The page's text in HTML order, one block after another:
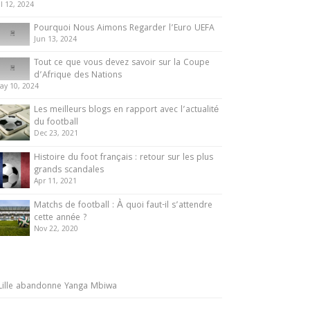
12, 2024
Pourquoi Nous Aimons Regarder l’Euro UEFA
Jun 13, 2024
Tout ce que vous devez savoir sur la Coupe
d’Afrique des Nations
10, 2024
Les meilleurs blogs en rapport avec l’actualité
du football
Dec 23, 2021
Histoire du foot français : retour sur les plus
grands scandales
Apr 11, 2021
Matchs de football : À quoi faut-il s’attendre
cette année ?
Nov 22, 2020
abandonne Yanga Mbiwa